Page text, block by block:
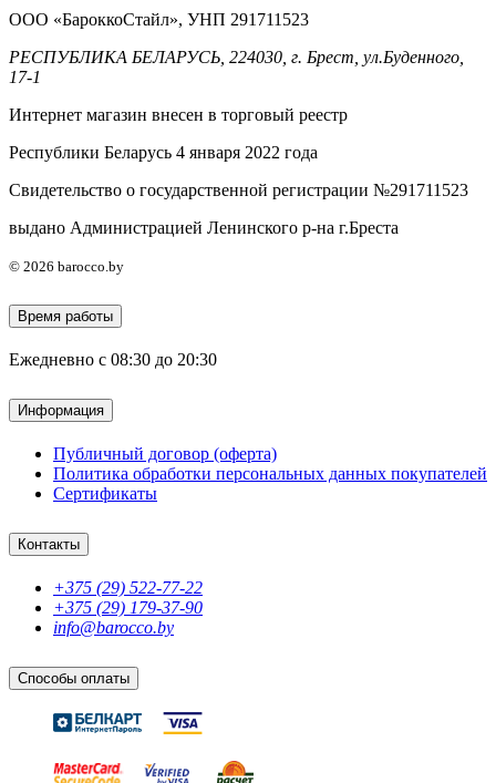
ООО «БароккоСтайл», УНП 291711523
РЕСПУБЛИКА БЕЛАРУСЬ, 224030, г. Брест, ул.Буденного,
17-1
Интернет магазин внесен в торговый реестр
Республики Беларусь 4 января 2022 года
Свидетельство о государственной регистрации №291711523
выдано Администрацией Ленинского р-на г.Бреста
© 2026 barocco.by
Время работы
Ежедневно с 08:30 до 20:30
Информация
Публичный договор (оферта)
Политика обработки персональных данных покупателей
Сертификаты
Контакты
+375 (29) 522-77-22
+375 (29) 179-37-90
info@barocco.by
Способы оплаты